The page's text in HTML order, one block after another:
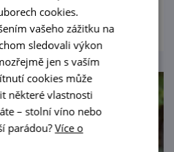
cookies.
vašeho zážitku na
sledovali výkon
jen s vaším
cookies může
některé vlastnosti
– stolní víno nebo
parádou?Více o